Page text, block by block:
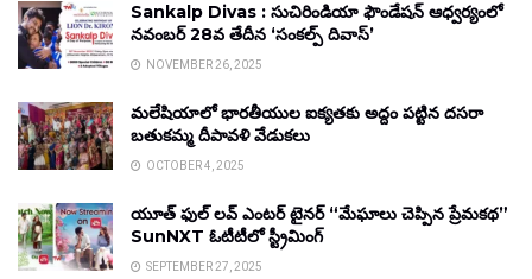
Sankalp Divas : సుచిరిండియా ఫౌండేషన్ ఆధ్వర్యంలో
నవంబర్ 28వ తేదీన ‘సంకల్ప్ దివాస్’
NOVEMBER 26, 2025
మలేషియాలో భారతీయుల ఐక్యతకు అద్దం పట్టిన దసరా
బతుకమ్మ దీపావళి వేడుకలు
OCTOBER 4, 2025
యూత్ ఫుల్ లవ్ ఎంటర్ టైనర్ “మేఘాలు చెప్పిన ప్రేమకథ”
SunNXT ఓటీటీలో స్ట్రీమింగ్
SEPTEMBER 27, 2025